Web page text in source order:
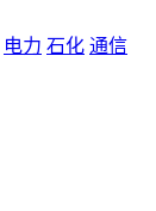
电力 石化 通信